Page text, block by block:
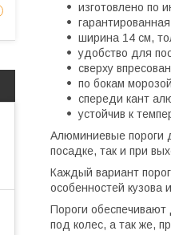
изготовлено по
гарантированная
ширина 14 см,
удобство для
сверху
по бокам
спереди кант
устойчив к
Алюминиевые пороги
посадке, так и при
Каждый вариант
особенностей кузова
Пороги
под колес, а так же,